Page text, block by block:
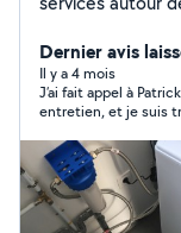
fuites
:
Dernier avis
Il y a 4 mois
J’ai fait appel à
entretien, et je suis
de m’expliquer